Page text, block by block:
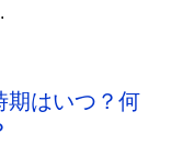
期はいつ？何